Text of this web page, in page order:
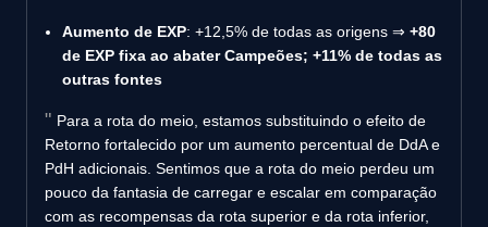
Aumento de EXP: +12,5% de todas as origens ⇒ +80
de EXP fixa ao abater Campeões; +11% de todas as
outras fontes
Para a rota do meio, estamos substituindo o efeito de
Retorno fortalecido por um aumento percentual de DdA e
PdH adicionais. Sentimos que a rota do meio perdeu um
pouco da fantasia de carregar e escalar em comparação
com as recompensas da rota superior e da rota inferior,